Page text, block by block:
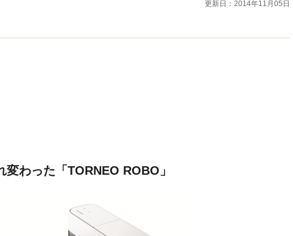
更新日：2014年11月05日
わった「TORNEO ROBO」